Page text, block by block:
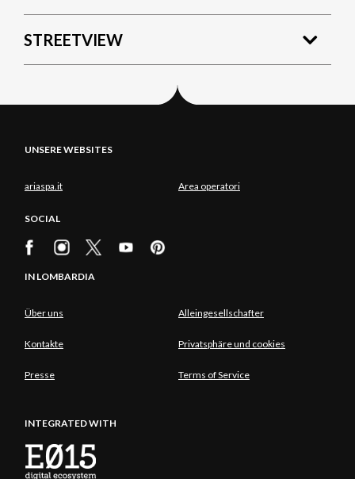
STREETVIEW
UNSERE WEBSITES
ariaspa.it Area operatori
SOCIAL
IN LOMBARDIA
Über uns Alleingesellschafter
Kontakte Privatsphäre und cookies
Presse Terms of Service
INTEGRATED WITH